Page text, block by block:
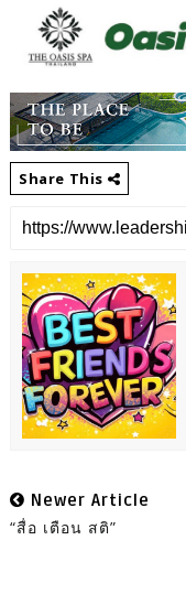
Share This
Newer Article
“สื่อ เตือน สติ”